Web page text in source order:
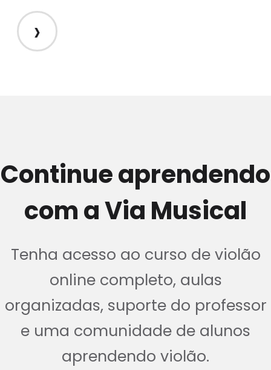
›
Continue aprendendo
com a Via Musical
Tenha acesso ao curso de violão
online completo, aulas
organizadas, suporte do professor
e uma comunidade de alunos
aprendendo violão.